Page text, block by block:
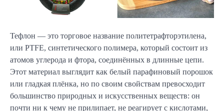
Тефлон — это торговое название политетрафторэтилена,
или PTFE, синтетического полимера, который состоит из
атомов углерода и фтора, соединённых в длинные цепи.
Этот материал выглядит как белый парафиновый порошок
или гладкая плёнка, но по своим свойствам превосходит
большинство природных и искусственных веществ: он
почти ни к чему не прилипает, не реагирует с кислотами,